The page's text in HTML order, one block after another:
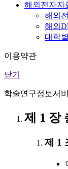
해외전자자
해외
해외
대학
이용약관
닫기
학술연구정보서
제 1 장
제 1